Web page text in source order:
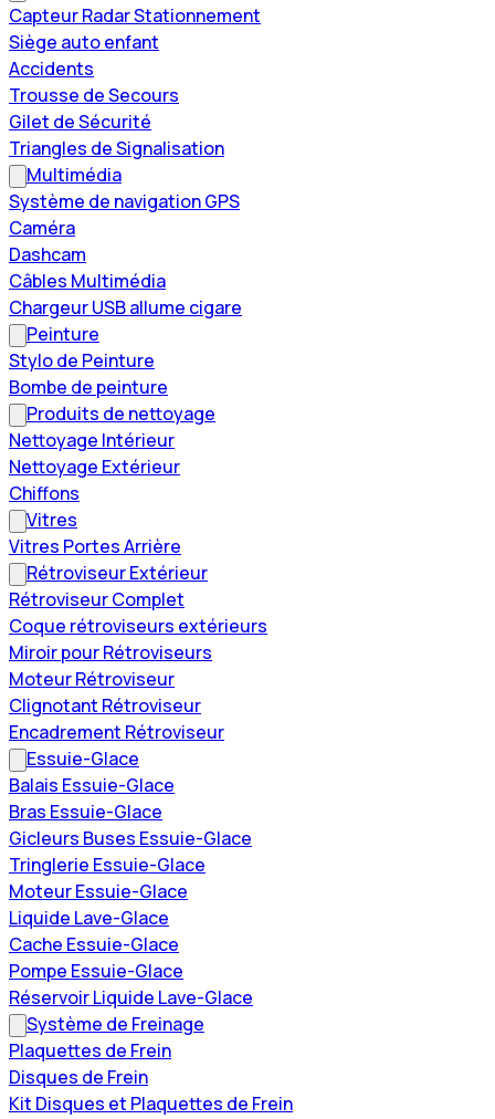
Capteur Radar Stationnement
Siège auto enfant
Accidents
Trousse de Secours
Gilet de Sécurité
Triangles de Signalisation
Multimédia
Système de navigation GPS
Caméra
Dashcam
Câbles Multimédia
Chargeur USB allume cigare
Peinture
Stylo de Peinture
Bombe de peinture
Produits de nettoyage
Nettoyage Intérieur
Nettoyage Extérieur
Chiffons
Vitres
Vitres Portes Arrière
Rétroviseur Extérieur
Rétroviseur Complet
Coque rétroviseurs extérieurs
Miroir pour Rétroviseurs
Moteur Rétroviseur
Clignotant Rétroviseur
Encadrement Rétroviseur
Essuie-Glace
Balais Essuie-Glace
Bras Essuie-Glace
Gicleurs Buses Essuie-Glace
Tringlerie Essuie-Glace
Moteur Essuie-Glace
Liquide Lave-Glace
Cache Essuie-Glace
Pompe Essuie-Glace
Réservoir Liquide Lave-Glace
Système de Freinage
Plaquettes de Frein
Disques de Frein
Kit Disques et Plaquettes de Frein